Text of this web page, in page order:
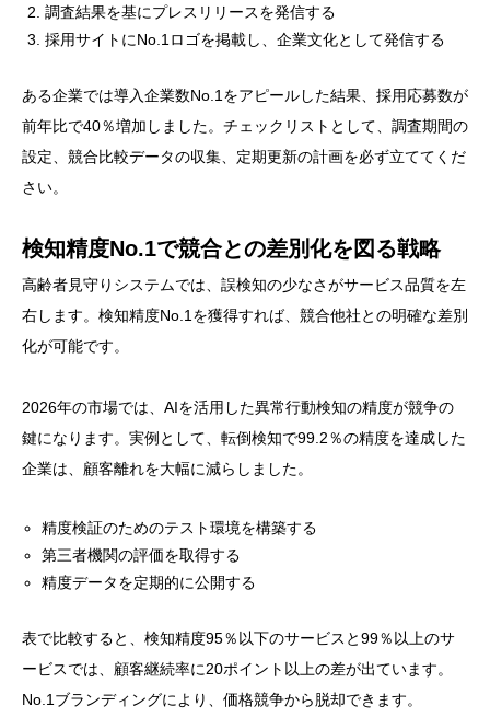
調査結果を基にプレスリリースを発信する
採用サイトにNo.1ロゴを掲載し、企業文化として発信する
ある企業では導入企業数No.1をアピールした結果、採用応募数が
前年比で40％増加しました。チェックリストとして、調査期間の
設定、競合比較データの収集、定期更新の計画を必ず立ててくだ
さい。
検知精度No.1で競合との差別化を図る戦略
高齢者見守りシステムでは、誤検知の少なさがサービス品質を左
右します。検知精度No.1を獲得すれば、競合他社との明確な差別
化が可能です。
2026年の市場では、AIを活用した異常行動検知の精度が競争の
鍵になります。実例として、転倒検知で99.2％の精度を達成した
企業は、顧客離れを大幅に減らしました。
精度検証のためのテスト環境を構築する
第三者機関の評価を取得する
精度データを定期的に公開する
表で比較すると、検知精度95％以下のサービスと99％以上のサ
ービスでは、顧客継続率に20ポイント以上の差が出ています。
No.1ブランディングにより、価格競争から脱却できます。